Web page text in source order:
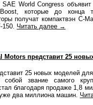
World Congress объявит
которые до конца
получат компактвэн С-
150. Читать далее →
Motors представит 25
25 новых моделей
звание самого
благодаря продаже 1,8
два миллиона машин.